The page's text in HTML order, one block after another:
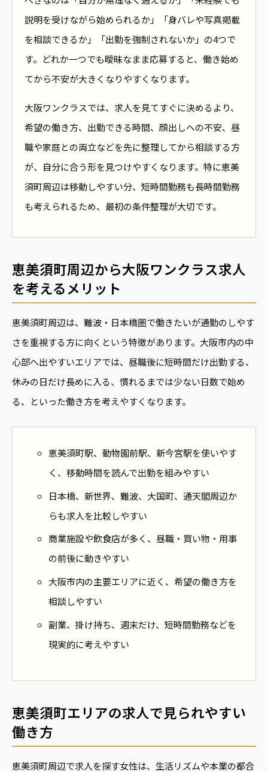
説明を受けながら始められるか」「身バレや写真掲載
を相談できるか」「出勤を強制されないか」の4つで
す。どれか一つでも曖昧なまま応募すると、働き始め
てから不安が大きくなりやすくなります。
大阪ワンクラスでは、求人を見てすぐに決めるより、
希望の働き方、出勤できる時間、顔出しへの不安、昼
職や家庭との両立などを先に整理してから相談する方
が、自分に合う形を見つけやすくなります。特に恵美
須町周辺は移動しやすい分、短時間勤務も長時間勤務
も考えられるため、最初の条件整理が大切です。
恵美須町周辺から大阪ワンクラス求人
を考えるメリット
恵美須町周辺は、難波・日本橋圏で働きたいが通勤のしやす
さを重視する方に向くという特徴があります。大阪市内の中
心部へ出やすいエリアでは、昼職後に短時間だけ出勤する、
休みの日だけ長めに入る、慣れるまでは少ない日数で始め
る、といった働き方を考えやすくなります。
恵美須町駅、動物園前駅、新今宮駅を使いやす
く、移動時間を読んで出勤を組みやすい
日本橋、新世界、難波、大国町、通天閣周辺か
らも求人を比較しやすい
商業施設や飲食店が多く、昼職・買い物・用事
の前後に動きやすい
大阪市内の主要エリアに近く、希望の働き方を
相談しやすい
副業、掛け持ち、週末だけ、短時間勤務などを
現実的に考えやすい
恵美須町エリアの求人で見られやすい
働き方
恵美須町周辺で求人を探す女性は、生活リズムや本業の都合